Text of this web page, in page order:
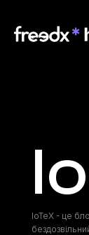
IoTeX - це